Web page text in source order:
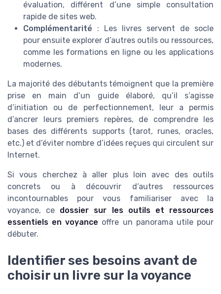
évaluation, différent d’une simple consultation
rapide de sites web.
Complémentarité : Les livres servent de socle
pour ensuite explorer d’autres outils ou ressources,
comme les formations en ligne ou les applications
modernes.
La majorité des débutants témoignent que la première
prise en main d’un guide élaboré, qu’il s’agisse
d’initiation ou de perfectionnement, leur a permis
d’ancrer leurs premiers repères, de comprendre les
bases des différents supports (tarot, runes, oracles,
etc.) et d’éviter nombre d’idées reçues qui circulent sur
Internet.
Si vous cherchez à aller plus loin avec des outils
concrets ou à découvrir d’autres ressources
incontournables pour vous familiariser avec la
voyance, ce dossier sur les outils et ressources
essentiels en voyance offre un panorama utile pour
débuter.
Identifier ses besoins avant de
choisir un livre sur la voyance